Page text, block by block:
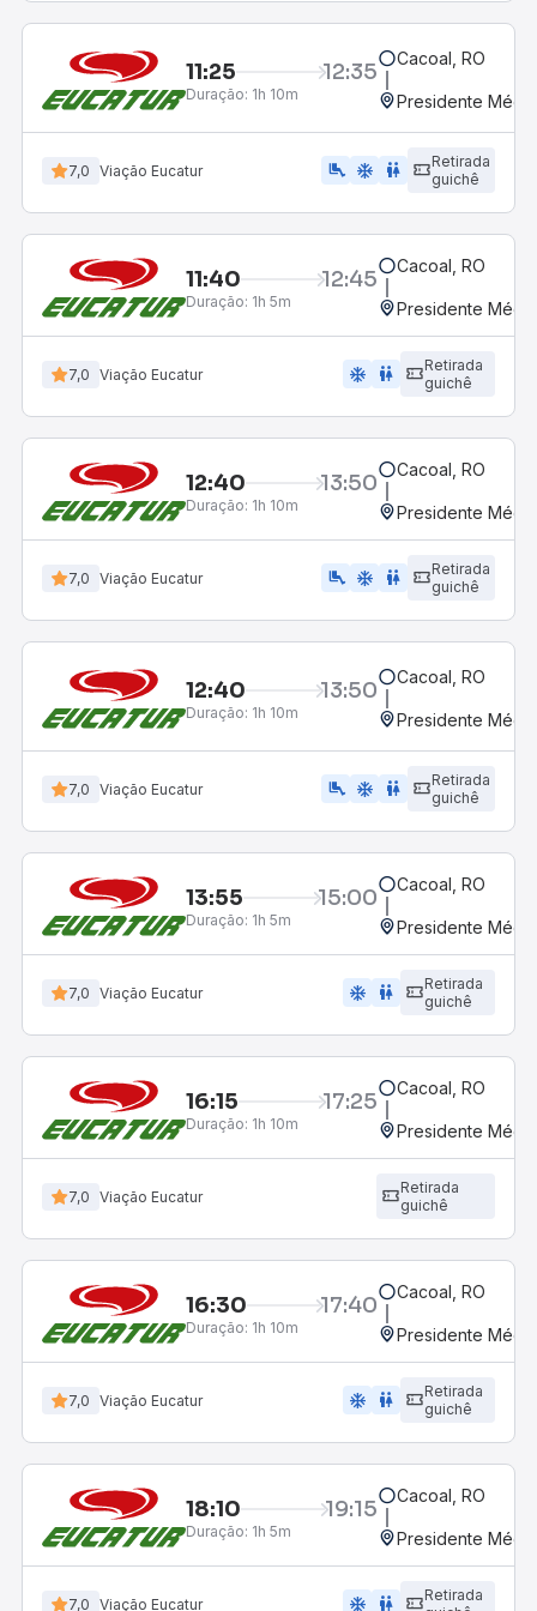
11:25 12:35
Duração: 1h 10m
Cacoal, RO
Presidente
7,0 Viação Eucatur airline_seat_legroom_extra ac_unit wc
Retirada
guichê
11:40 12:45
Duração: 1h 5m
Cacoal, RO
Presidente
7,0 Viação Eucatur ac_unit wc
Retirada
guichê
12:40 13:50
Duração: 1h 10m
Cacoal, RO
Presidente
7,0 Viação Eucatur airline_seat_legroom_extra ac_unit WC
Retirada
guichê
12:40 13:50
Duração: 1h 10m
Cacoal, RO
Presidente
7,0 Viação Eucatur airline_seat_legroom_extra ac_unit wc
Retirada
guichê
13:55 15:00
Duração: 1h 5m
Cacoal, RO
Presidente
7,0 Viação Eucatur ac_unit wc
Retirada
guichê
16:15 17:25
Duração: 1h 10m
Cacoal, RO
Presidente
7,0 Viação Eucatur
Retirada
guichê
16:30 17:40
Duração: 1h 10m
Cacoal, RO
Presidente
7,0 Viação Eucatur ac_unit wc
Retirada
guichê
18:10 19:15
Duração: 1h 5m
Cacoal, RO
Presidente
7,0 Viação Eucatur ac_unit wc
Retirada